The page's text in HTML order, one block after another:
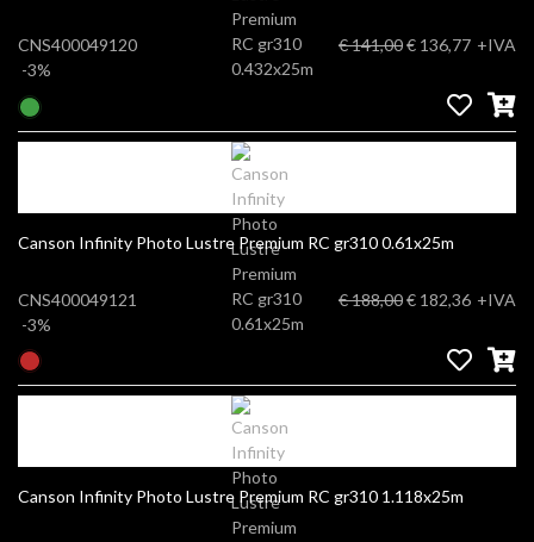
CNS400049120
-3%
€ 141,00€ 136,77 +IVA
Canson Infinity Photo Lustre Premium RC gr310 0.61x25m
CNS400049121
-3%
€ 188,00€ 182,36 +IVA
Canson Infinity Photo Lustre Premium RC gr310 1.118x25m